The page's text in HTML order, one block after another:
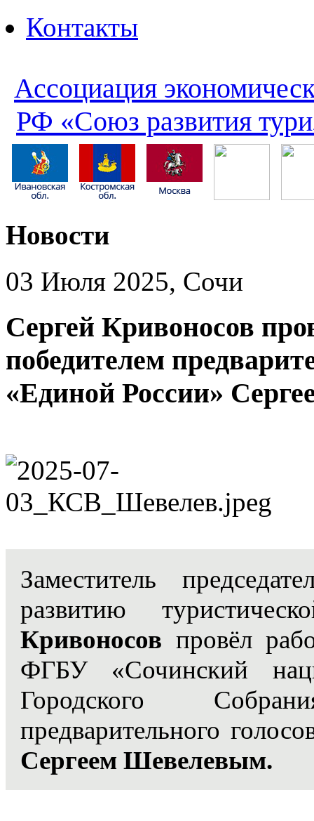
Контакты
Ассоциация
РФ «Союз развития
Новости
03 Июля 2025, Сочи
Сергей Кривоносов
победителем
«Единой России»
Заместитель
развитию
Кривоносов провёл
ФГБУ «Сочинский
Городского
предварительного
Сергеем Шевелевым.